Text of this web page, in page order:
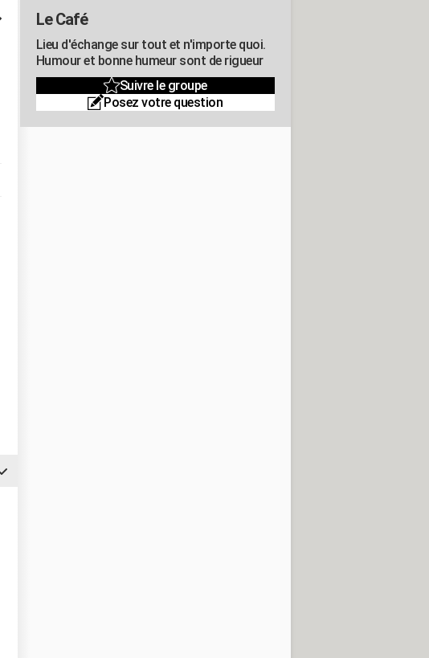
Le Café
Lieu d'échange sur tout et n'importe quoi.
Humour et bonne humeur sont de rigueur
Suivre le groupe
Posez votre question